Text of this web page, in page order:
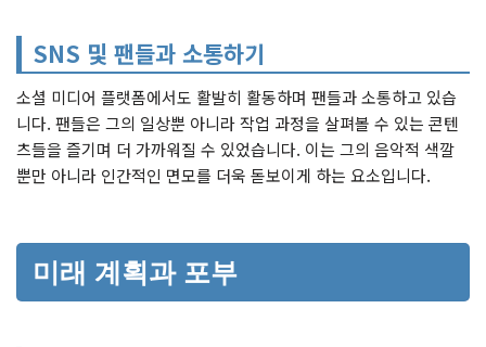
SNS 및 팬들과 소통하기
소셜 미디어 플랫폼에서도 활발히 활동하며 팬들과 소통하고 있습
니다. 팬들은 그의 일상뿐 아니라 작업 과정을 살펴볼 수 있는 콘텐
츠들을 즐기며 더 가까워질 수 있었습니다. 이는 그의 음악적 색깔
뿐만 아니라 인간적인 면모를 더욱 돋보이게 하는 요소입니다.
미래 계획과 포부